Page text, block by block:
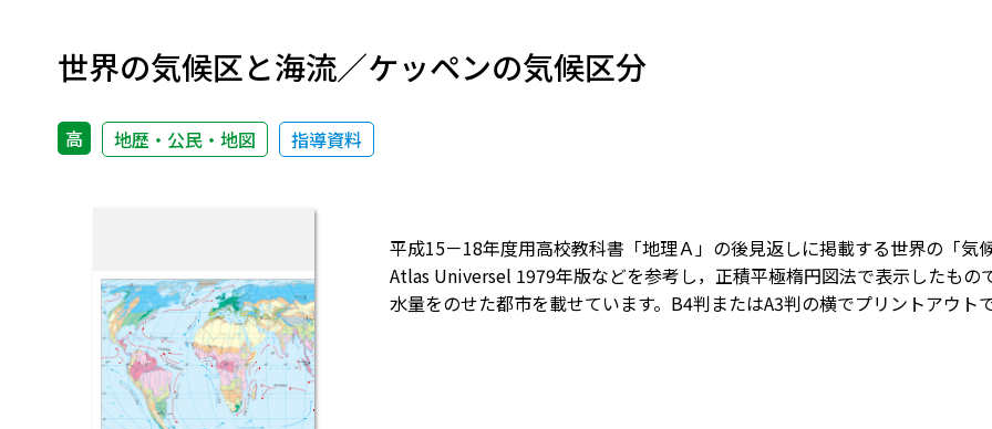
世界の気候区と海流／ケッペンの気候区分
高 地歴・公民・地図 指導資料
平成15－18年度用高校教科書「地理Ａ」の後見返しに掲載する世界の「
Atlas Universel 1979年版などを参考し，正積平極楕円図法で表示したも
水量をのせた都市を載せています。B4判またはA3判の横でプリントアウトで